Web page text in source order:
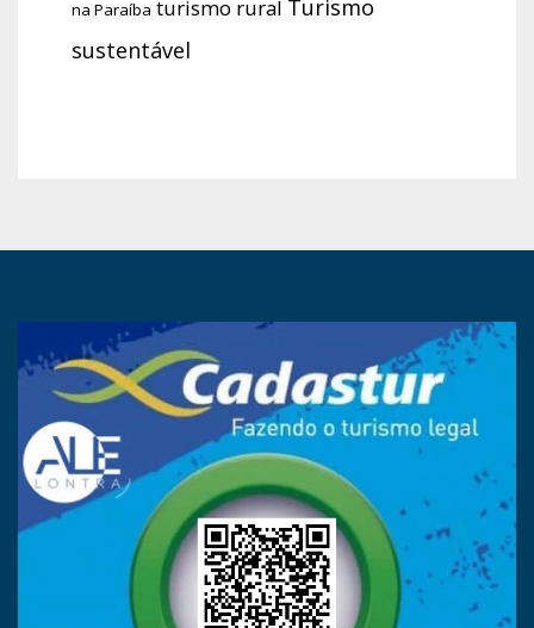
na Paraíba turismo rural Turismo
sustentável